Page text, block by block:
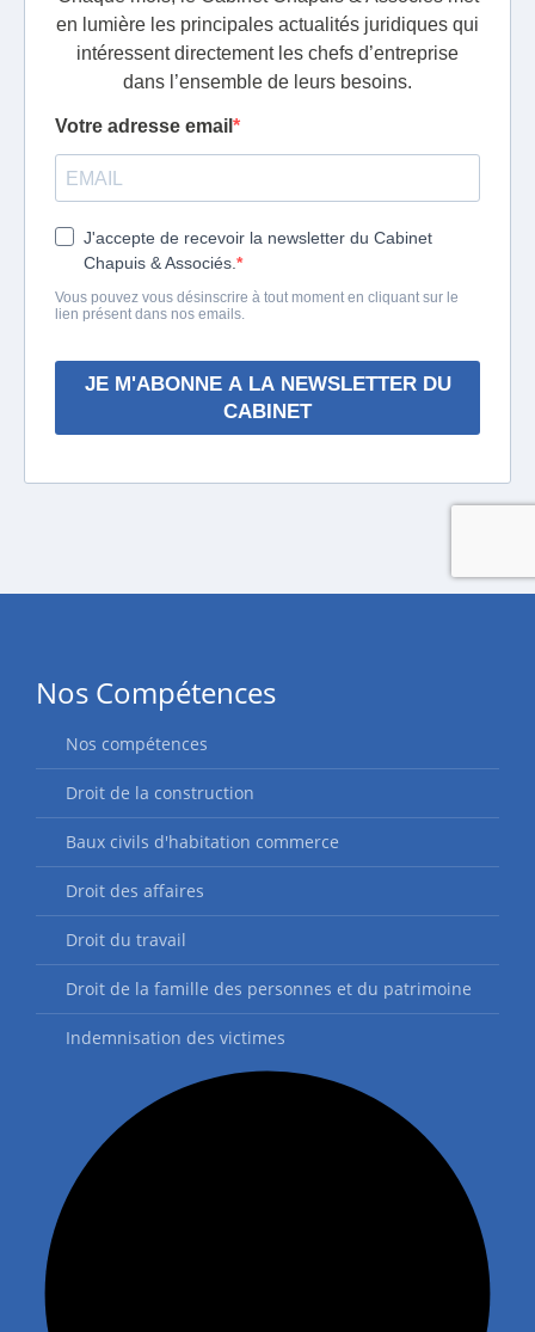
Nos Compétences
Nos compétences
Droit de la construction
Baux civils d'habitation commerce
Droit des affaires
Droit du travail
Droit de la famille des personnes et du patrimoine
Indemnisation des victimes